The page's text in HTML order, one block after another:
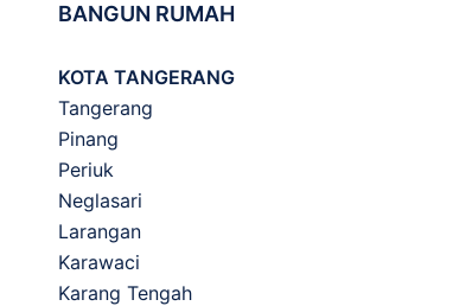
BANGUN RUMAH
KOTA TANGERANG
Tangerang
Pinang
Periuk
Neglasari
Larangan
Karawaci
Karang Tengah